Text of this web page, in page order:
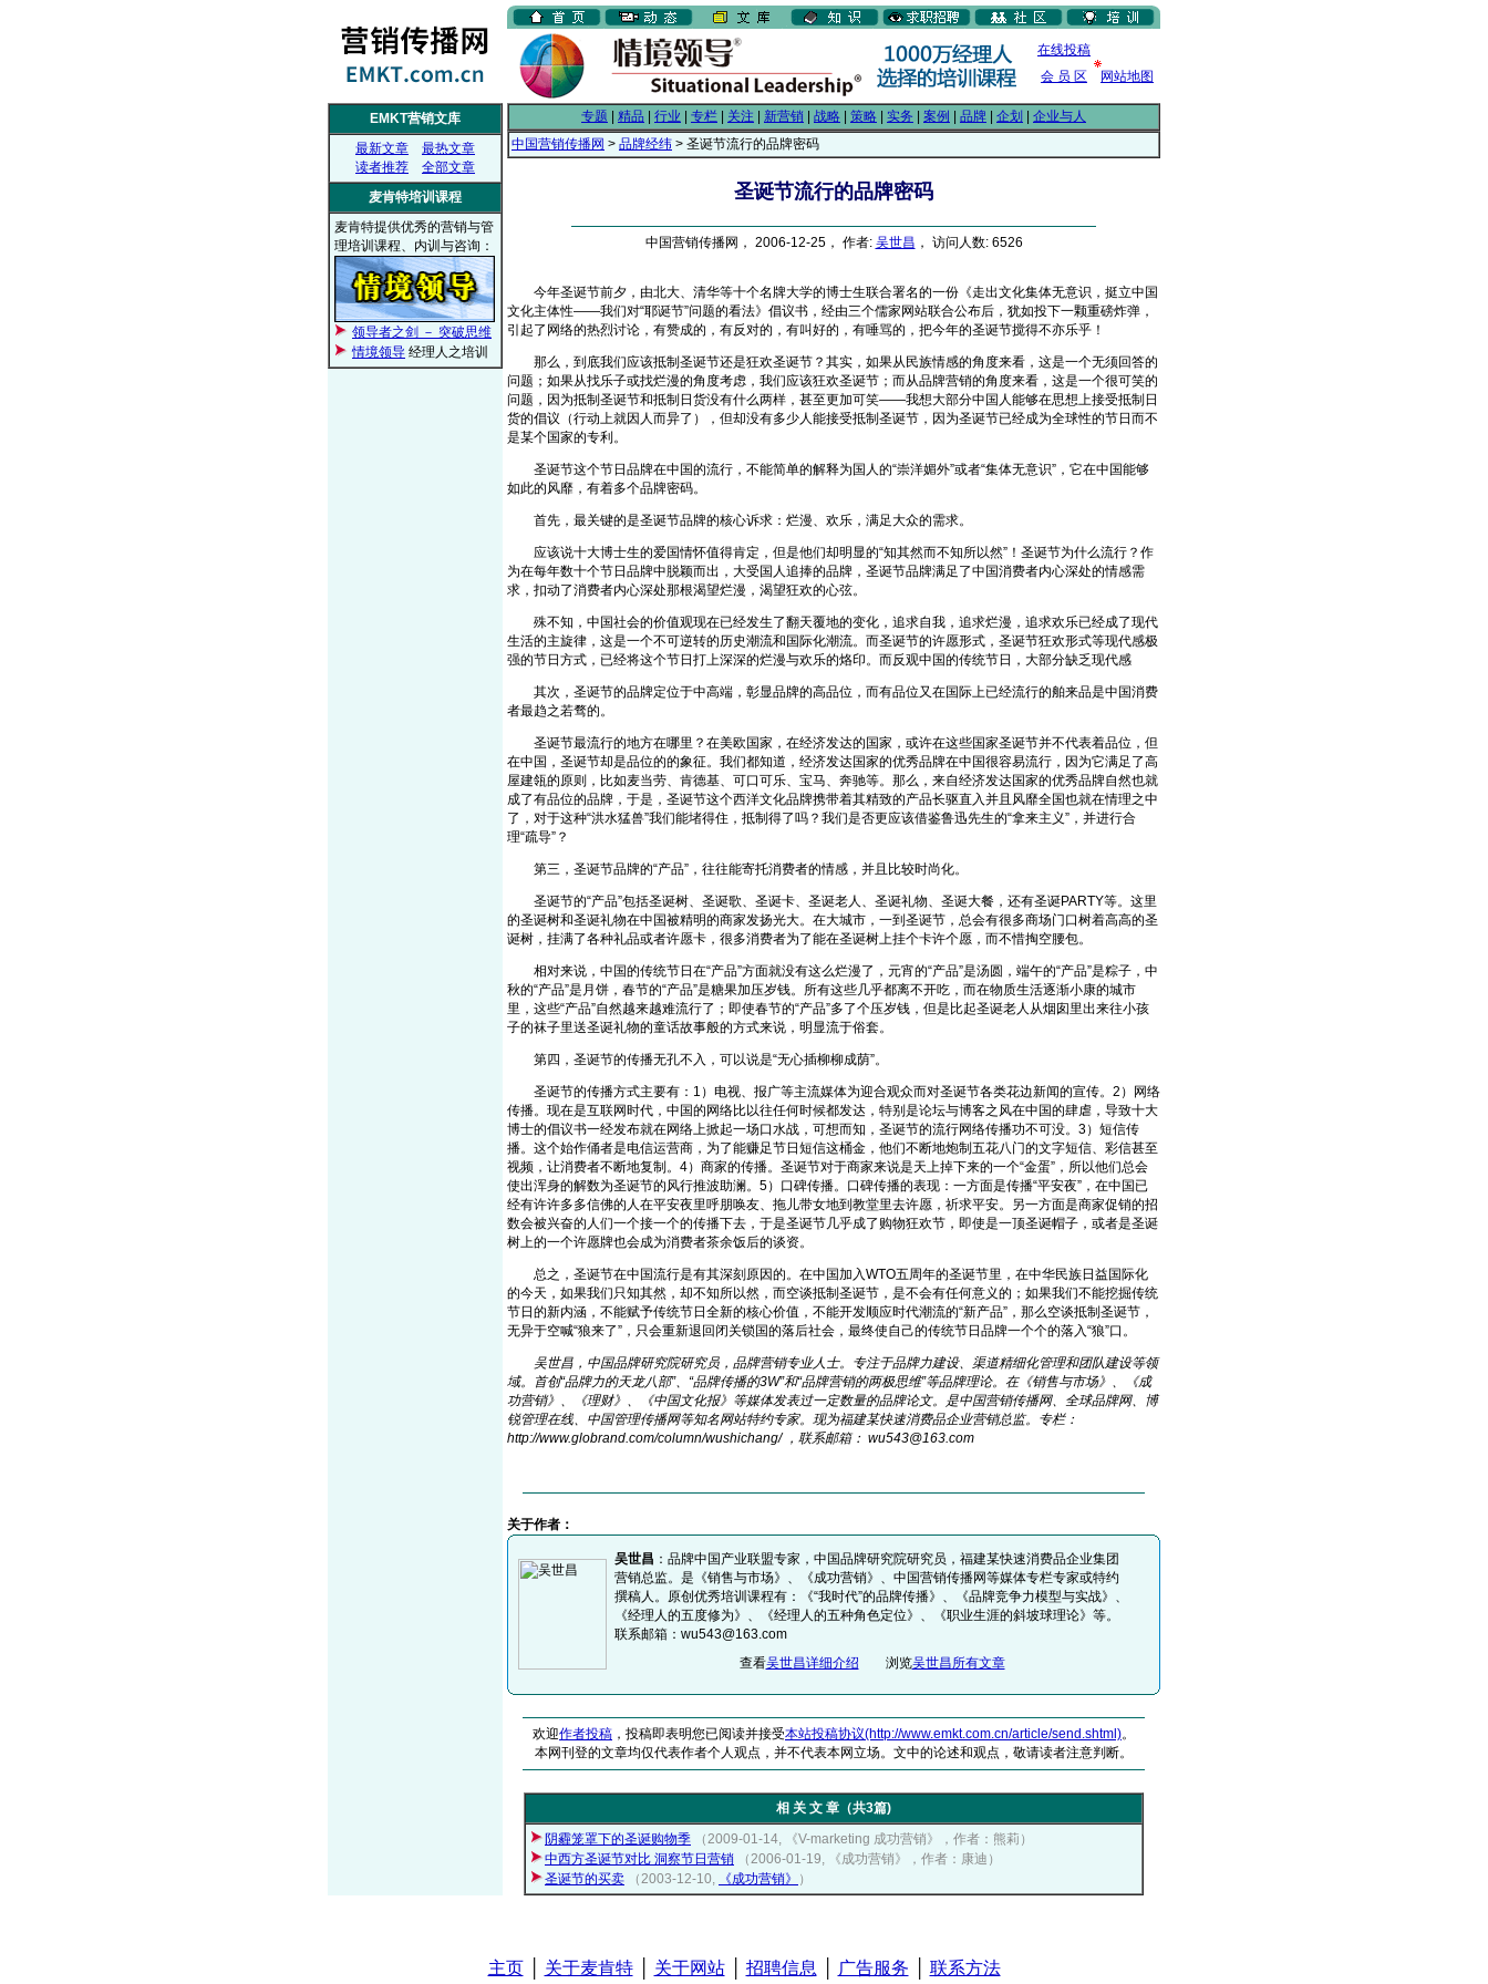
在线投稿
会 员 区
网站地图
EMKT营销文库
最新文章
最热文章
读者推荐
全部文章
麦肯特培训课程
麦肯特提供优秀的营销与管
理培训课程、内训与咨询：
领导者之剑 － 突破思维
情境领导 经理人之培训
专题 精品 行业 专栏 关注 新营销 战略 策略 实务 案例 品牌 企划
企业与人
中国营销传播网 > 品牌经纬 > 圣诞节流行的品牌密码
圣诞节流行的品牌密码
中国营销传播网， 2006-12-25， 作者: 吴世昌 ， 访问人数: 6526
今年圣诞节前夕，由北大、清华等十个名牌大学的博士生联合署名的一份《走出文化集体无意识，挺立中国
文化主体性——我们对“耶诞节”问题的看法》倡议书，经由三个儒家网站联合公布后，犹如投下一颗重磅炸弹，
引起了网络的热烈讨论，有赞成的，有反对的，有叫好的，有唾骂的，把今年的圣诞节搅得不亦乐乎！
那么，到底我们应该抵制圣诞节还是狂欢圣诞节？其实，如果从民族情感的角度来看，这是一个无须回答的
问题；如果从找乐子或找烂漫的角度考虑，我们应该狂欢圣诞节；而从品牌营销的角度来看，这是一个很可笑的
问题，因为抵制圣诞节和抵制日货没有什么两样，甚至更加可笑——我想大部分中国人能够在思想上接受抵制日
货的倡议（行动上就因人而异了），但却没有多少人能接受抵制圣诞节，因为圣诞节已经成为全球性的节日而不
是某个国家的专利。
圣诞节这个节日品牌在中国的流行，不能简单的解释为国人的“崇洋媚外”或者“集体无意识”，它在中国能够
如此的风靡，有着多个品牌密码。
首先，最关键的是圣诞节品牌的核心诉求：烂漫、欢乐，满足大众的需求。
应该说十大博士生的爱国情怀值得肯定，但是他们却明显的“知其然而不知所以然”！圣诞节为什么流行？作
为在每年数十个节日品牌中脱颖而出，大受国人追捧的品牌，圣诞节品牌满足了中国消费者内心深处的情感需
求，扣动了消费者内心深处那根渴望烂漫，渴望狂欢的心弦。
殊不知，中国社会的价值观现在已经发生了翻天覆地的变化，追求自我，追求烂漫，追求欢乐已经成了现代
生活的主旋律，这是一个不可逆转的历史潮流和国际化潮流。而圣诞节的许愿形式，圣诞节狂欢形式等现代感极
强的节日方式，已经将这个节日打上深深的烂漫与欢乐的烙印。而反观中国的传统节日，大部分缺乏现代感
其次，圣诞节的品牌定位于中高端，彰显品牌的高品位，而有品位又在国际上已经流行的舶来品是中国消费
者最趋之若骛的。
圣诞节最流行的地方在哪里？在美欧国家，在经济发达的国家，或许在这些国家圣诞节并不代表着品位，但
在中国，圣诞节却是品位的的象征。我们都知道，经济发达国家的优秀品牌在中国很容易流行，因为它满足了高
屋建瓴的原则，比如麦当劳、肯德基、可口可乐、宝马、奔驰等。那么，来自经济发达国家的优秀品牌自然也就
成了有品位的品牌，于是，圣诞节这个西洋文化品牌携带着其精致的产品长驱直入并且风靡全国也就在情理之中
了，对于这种“洪水猛兽”我们能堵得住，抵制得了吗？我们是否更应该借鉴鲁迅先生的“拿来主义”，并进行合
理“疏导”？
第三，圣诞节品牌的“产品”，往往能寄托消费者的情感，并且比较时尚化。
圣诞节的“产品”包括圣诞树、圣诞歌、圣诞卡、圣诞老人、圣诞礼物、圣诞大餐，还有圣诞PARTY等。这里
的圣诞树和圣诞礼物在中国被精明的商家发扬光大。在大城市，一到圣诞节，总会有很多商场门口树着高高的圣
诞树，挂满了各种礼品或者许愿卡，很多消费者为了能在圣诞树上挂个卡许个愿，而不惜掏空腰包。
相对来说，中国的传统节日在“产品”方面就没有这么烂漫了，元宵的“产品”是汤圆，端午的“产品”是粽子，中
秋的“产品”是月饼，春节的“产品”是糖果加压岁钱。所有这些几乎都离不开吃，而在物质生活逐渐小康的城市
里，这些“产品”自然越来越难流行了；即使春节的“产品”多了个压岁钱，但是比起圣诞老人从烟囱里出来往小孩
子的袜子里送圣诞礼物的童话故事般的方式来说，明显流于俗套。
第四，圣诞节的传播无孔不入，可以说是“无心插柳柳成荫”。
圣诞节的传播方式主要有：1）电视、报广等主流媒体为迎合观众而对圣诞节各类花边新闻的宣传。2）网络
传播。现在是互联网时代，中国的网络比以往任何时候都发达，特别是论坛与博客之风在中国的肆虐，导致十大
博士的倡议书一经发布就在网络上掀起一场口水战，可想而知，圣诞节的流行网络传播功不可没。3）短信传
播。这个始作俑者是电信运营商，为了能赚足节日短信这桶金，他们不断地炮制五花八门的文字短信、彩信甚至
视频，让消费者不断地复制。4）商家的传播。圣诞节对于商家来说是天上掉下来的一个“金蛋”，所以他们总会
使出浑身的解数为圣诞节的风行推波助澜。5）口碑传播。口碑传播的表现：一方面是传播“平安夜”，在中国已
经有许许多多信佛的人在平安夜里呼朋唤友、拖儿带女地到教堂里去许愿，祈求平安。另一方面是商家促销的招
数会被兴奋的人们一个接一个的传播下去，于是圣诞节几乎成了购物狂欢节，即使是一顶圣诞帽子，或者是圣诞
树上的一个许愿牌也会成为消费者茶余饭后的谈资。
总之，圣诞节在中国流行是有其深刻原因的。在中国加入WTO五周年的圣诞节里，在中华民族日益国际化
的今天，如果我们只知其然，却不知所以然，而空谈抵制圣诞节，是不会有任何意义的；如果我们不能挖掘传统
节日的新内涵，不能赋予传统节日全新的核心价值，不能开发顺应时代潮流的“新产品”，那么空谈抵制圣诞节，
无异于空喊“狼来了”，只会重新退回闭关锁国的落后社会，最终使自己的传统节日品牌一个个的落入“狼”口。
吴世昌，中国品牌研究院研究员，品牌营销专业人士。专注于品牌力建设、渠道精细化管理和团队建设等领
域。首创“品牌力的天龙八部”、“品牌传播的3W”和“品牌营销的两极思维”等品牌理论。在《销售与市场》、《成
功营销》、《理财》、《中国文化报》等媒体发表过一定数量的品牌论文。是中国营销传播网、全球品牌网、博
锐管理在线、中国管理传播网等知名网站特约专家。现为福建某快速消费品企业营销总监。专栏：
http://www.globrand.com/column/wushichang/ ，联系邮箱： wu543@163.com
关于作者：
吴世昌 ：品牌中国产业联盟专家，中国品牌研究院研究员，福建某快速消费品企业集团
营销总监。是《销售与市场》、《成功营销》、中国营销传播网等媒体专栏专家或特约
撰稿人。原创优秀培训课程有：《“我时代”的品牌传播》、《品牌竞争力模型与实战》、
《经理人的五度修为》、《经理人的五种角色定位》、《职业生涯的斜坡球理论》等。
联系邮箱：wu543@163.com
查看吴世昌详细介绍 浏览吴世昌所有文章
欢迎作者投稿 ，投稿即表明您已阅读并接受本站投稿协议(http://www.emkt.com.cn/article/send.shtml)。
本网刊登的文章均仅代表作者个人观点，并不代表本网立场。文中的论述和观点，敬请读者注意判断。
相 关 文 章（共3篇)
阴霾笼罩下的圣诞购物季
（2009-01-14, 《V-marketing 成功营销》，作者：熊莉）
中西方圣诞节对比 洞察节日营销
（2006-01-19, 《成功营销》，作者：康迪）
圣诞节的买卖
（2003-12-10, 《成功营销》 ）
主页│ 关于麦肯特│ 关于网站│ 招聘信息 广告服务 联系方法